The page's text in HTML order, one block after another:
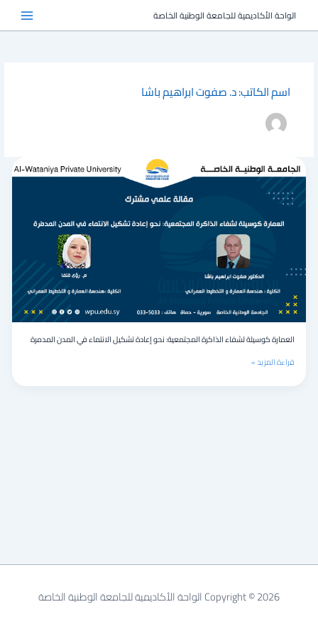
المحتوى
الواحة الأكاديمية للجامعة الوطنية الخاصة
اسم الكاتب: د. صفوت ابراهيم باشا
العمارة كوسيلة لشفاء الذاكرة المجتمعية: نحو إعادة تشكيل الانتماء في المدن المدمرة
العمارة
كوسيلة
لشفاء
الذاكرة
الانتماء
في
المدن
المدمرة
قراءة المزيد »
Copyright © 2026 الواحة الأكاديمية للجامعة الوطنية الخاصة